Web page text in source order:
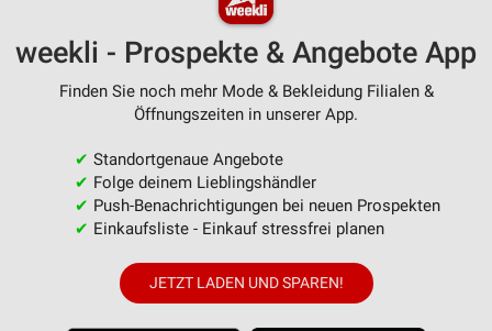
weekli - Prospekte & Angebote App
Finden Sie noch mehr Mode & Bekleidung Filialen &
Öffnungszeiten in unserer App.
✔ Standortgenaue Angebote
✔ Folge deinem Lieblingshändler
✔ Push-Benachrichtigungen bei neuen Prospekten
✔ Einkaufsliste - Einkauf stressfrei planen
JETZT LADEN UND SPAREN!